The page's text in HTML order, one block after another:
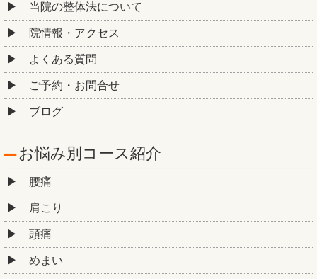
当院の整体法について
院情報・アクセス
よくある質問
ご予約・お問合せ
ブログ
お悩み別コース紹介
腰痛
肩こり
頭痛
めまい